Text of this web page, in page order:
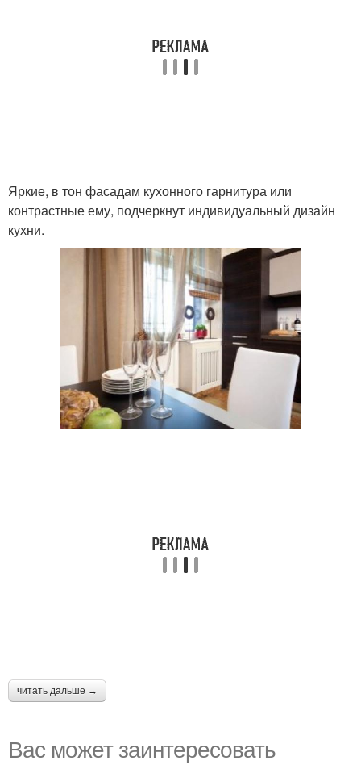
Яркие, в тон фасадам кухонного гарнитура или
контрастные ему, подчеркнут индивидуальный дизайн
кухни.
читать дальше →
Вас может заинтересовать